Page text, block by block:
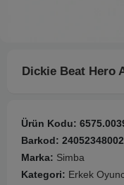
Dickie Beat Hero
Ürün Kodu:
Barkod:
Marka: Simba
Kategori: Erkek